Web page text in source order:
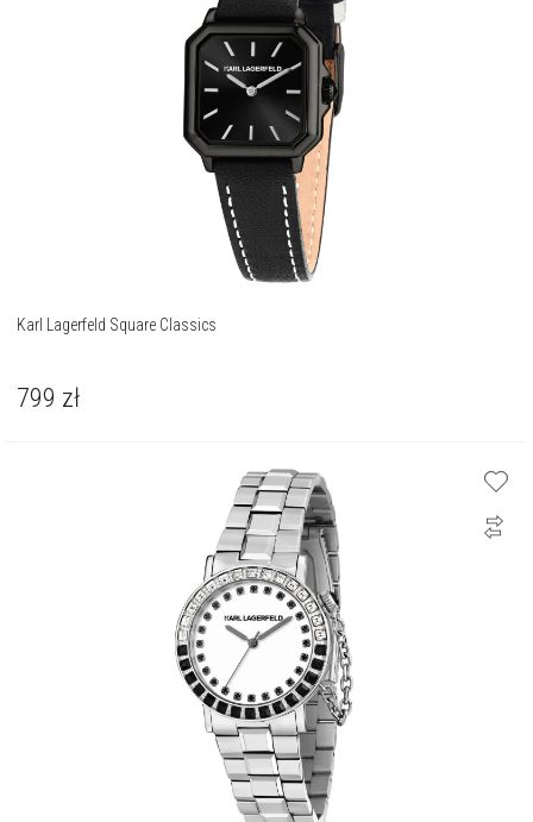
Karl Lagerfeld Square Classics
799 zł